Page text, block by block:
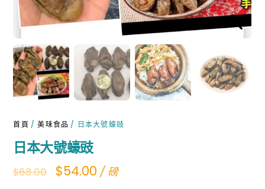
首頁 /美味食品 / 日本大號蠔豉
日本大號蠔豉
$68.00
Original
$54.00Current
/ 磅